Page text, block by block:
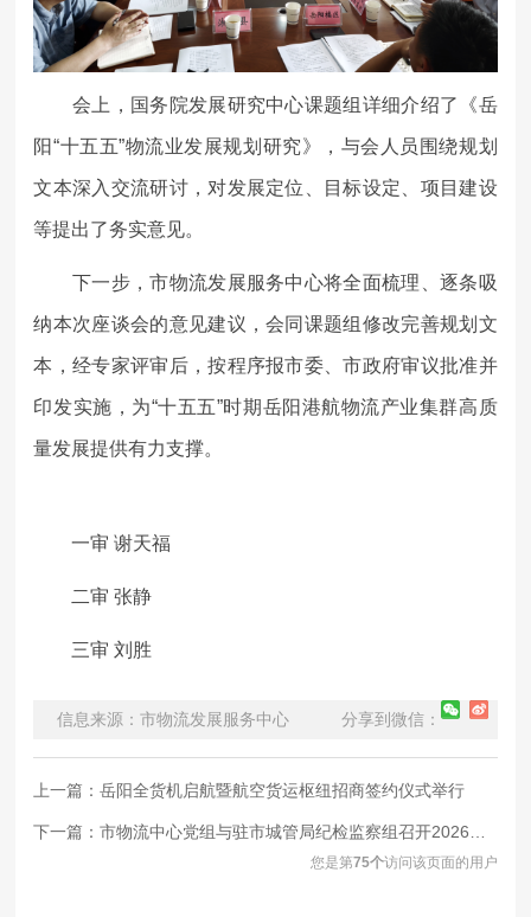
会上，国务院发展研究中心课题组详细介绍了《岳
阳“十五五”物流业发展规划研究》，与会人员围绕规划
文本深入交流研讨，对发展定位、目标设定、项目建设
等提出了务实意见。
下一步，市物流发展服务中心将全面梳理、逐条吸
纳本次座谈会的意见建议，会同课题组修改完善规划文
本，经专家评审后，按程序报市委、市政府审议批准并
印发实施，为“十五五”时期岳阳港航物流产业集群高质
量发展提供有力支撑。
一审 谢天福
二审 张静
三审 刘胜
信息来源：市物流发展服务中心 分享到微信：
上一篇：岳阳全货机启航暨航空货运枢纽招商签约仪式举行
下一篇：市物流中心党组与驻市城管局纪检监察组召开2026年上半年全面从严治党专题会商会
您是第75个访问该页面的用户